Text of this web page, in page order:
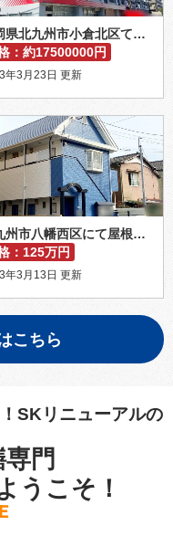
福岡県北九州市小倉北区てに外壁と屋上防水工事
：約17500000円
年3月23日 更新
北九州市八幡西区にて屋根塗装と一部補修の工事が完成
：125万円
年3月13日 更新
こちら
SKリニューアルの
門
うこそ！